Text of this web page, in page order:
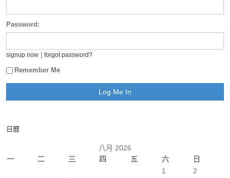
Password:
signup now forgot password?
Remember Me
日曆
八月 2026
一
二 三 四 五 六 日
1
2